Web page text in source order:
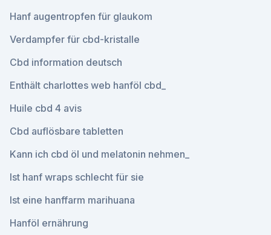
Hanf augentropfen für glaukom
Verdampfer für cbd-kristalle
Cbd information deutsch
Enthält charlottes web hanföl cbd_
Huile cbd 4 avis
Cbd auflösbare tabletten
Kann ich cbd öl und melatonin nehmen_
Ist hanf wraps schlecht für sie
Ist eine hanffarm marihuana
Hanföl ernährung